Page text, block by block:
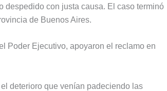
despedido con justa causa. El caso terminó
de Buenos Aires.
Poder Ejecutivo, apoyaron el reclamo en
deterioro que venían padeciendo las